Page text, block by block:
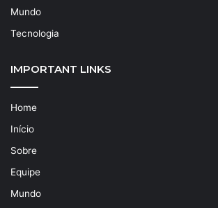
Mundo
Tecnologia
IMPORTANT LINKS
Home
Início
Sobre
Equipe
Mundo